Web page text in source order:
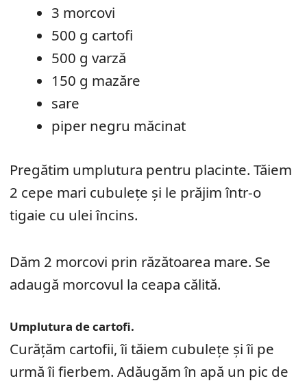
3 morcovi
500 g cartofi
500 g varză
150 g mazăre
sare
piper negru măcinat
Pregătim umplutura pentru placinte. Tăiem
2 cepe mari cubuleţe şi le prăjim într-o
tigaie cu ulei încins.
Dăm 2 morcovi prin răzătoarea mare. Se
adaugă morcovul la ceapa călită.
Umplutura de cartofi.
Curăţăm cartofii, îi tăiem cubuleţe şi îi pe
urmă îi fierbem. Adăugăm în apă un pic de